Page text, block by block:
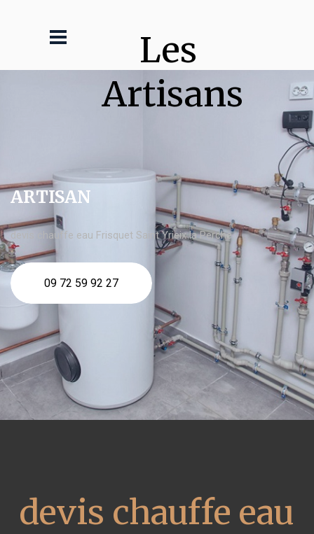
Les
Artisans
ARTISAN
devis chauffe eau Frisquet Saint Yrieix la Perche
09 72 59 92 27
devis chauffe eau